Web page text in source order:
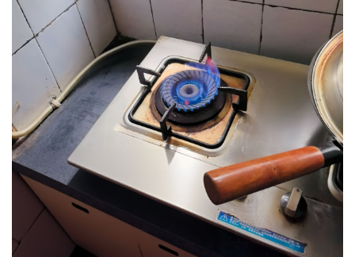
健康
悠游
相亲
汽车
房产
消费
创意